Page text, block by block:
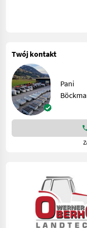
Twój kontakt
Pani